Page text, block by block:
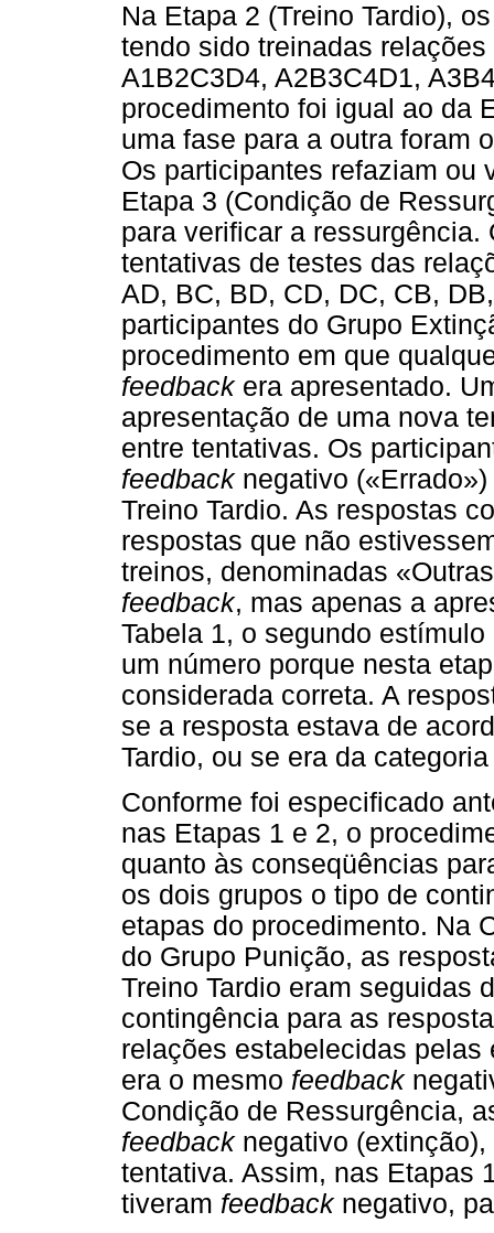
Na Etapa 2 (Treino Tardio),
tendo sido treinadas
A1B2C3D4, A2B3C4D1,
procedimento foi igual ao da
uma fase para a outra foram
Os participantes refaziam ou
Etapa 3 (Condição de
para verificar a
tentativas de testes das
AD, BC, BD, CD, DC, CB,
participantes do Grupo
procedimento em que
feedbackera apresentado.
apresentação de uma nova
entre tentativas. Os
feedbacknegativo
Treino Tardio. As respostas
respostas que não
treinos, denominadas
feedback, mas apenas a
Tabela 1, o segundo
um número porque nesta
considerada correta. A
se a resposta estava de
Tardio, ou se era da
Conforme foi especificado
nas Etapas 1 e 2, o
quanto às conseqüências
os dois grupos o tipo de
etapas do procedimento. Na
do Grupo Punição, as
Treino Tardio eram seguidas
contingência para as
relações estabelecidas
era o mesmo feedback
Condição de Ressurgência,
feedbacknegativo (extinção),
tentativa. Assim, nas Etapas
tiveram feedbacknegativo,